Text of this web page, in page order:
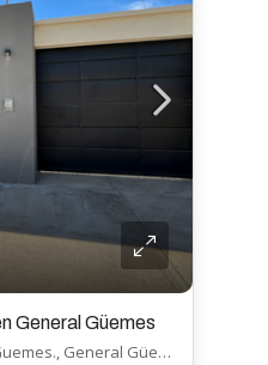
General Güemes
Almte. Brown 282, Gral Guemes., General Güemes, General Güemes